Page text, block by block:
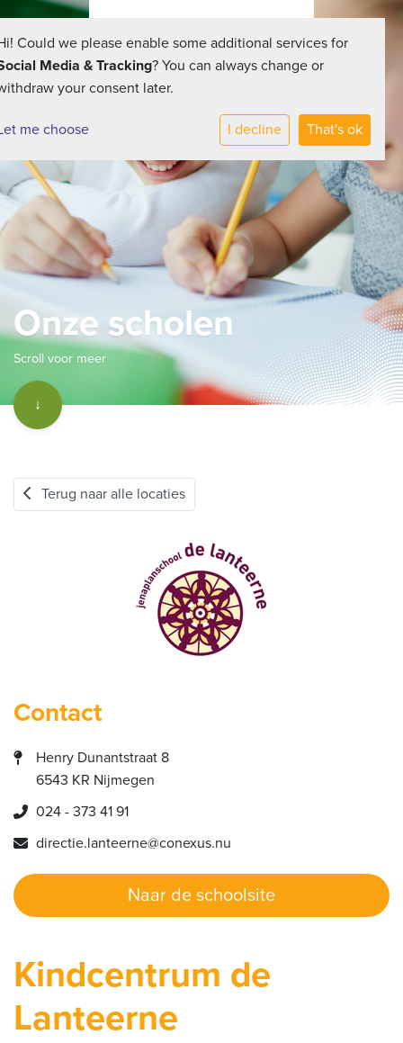
Onze scholen
Scroll voor meer
↓
Terug naar alle locaties
Contact
Henry Dunantstraat 8
6543 KR Nijmegen
024 - 373 41 91
directie.lanteerne@conexus.nu
Naar de schoolsite
Kindcentrum de
Lanteerne
Could we please enable some additional services for
Media & Tracking? You can always change or
your consent later.
me choose I decline That's ok